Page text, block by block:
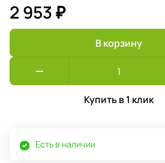
2 953 ₽
В корзину
Купить в 1 клик
Есть в наличии